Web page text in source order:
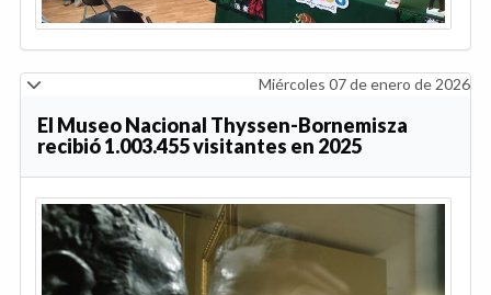
Miércoles 07 de enero de 2026
El Museo Nacional Thyssen-Bornemisza
recibió 1.003.455 visitantes en 2025